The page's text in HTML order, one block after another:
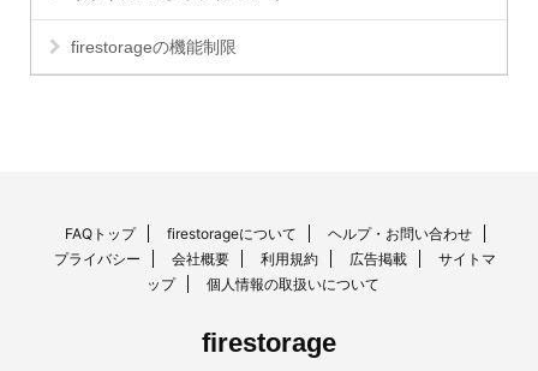
firestorageの機能制限
FAQトップ firestorageについて
ヘルプ・お問い合わせ
プライバシー
会社概要 利用規約 広告掲載
サイトマ
ップ
個人情報の取扱いについて
firestorage